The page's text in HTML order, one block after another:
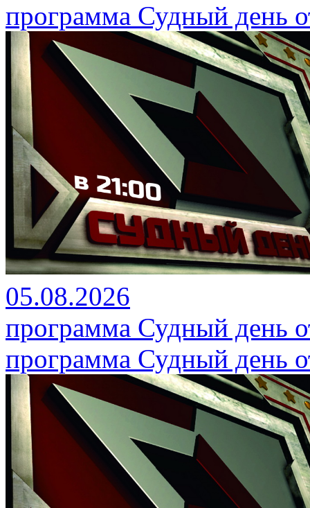
программа Судный день
05.08.2026
программа Судный день
программа Судный день